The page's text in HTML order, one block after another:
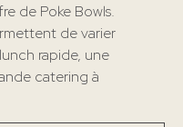
de Poke Bowls.
de varier
rapide, une
catering à